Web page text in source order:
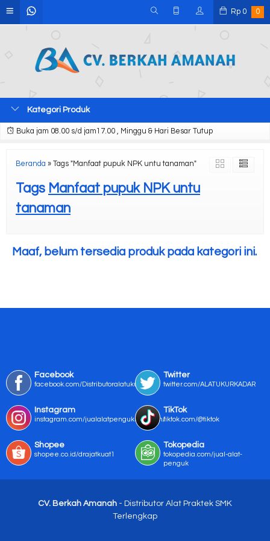
Rp 0 0
Kategori Produk
Buka jam 08.00 s/d jam17.00 , Minggu & Hari Besar Tutup
Beranda » Tags "Manfaat pupuk NPK untu tanaman"
Tags Manfaat pupuk NPK untu
tanaman
Maaf, belum tersedia produk pada kategori ini.
Facebook
facebook.com/Distributoralatukur
Twitter
twitter.com/ALATUKURKADAR
Instagram
instagram.com/jualalatpengukurmurah/
TikTok
tiktok.com/@tiktok
Shopee
shopee.co.id/drajatkuat1
Tokopedia
tokopedia.com/jual-alat-
penguk
CV. Berkah Amanah - Distributor Alat Praktek SMK
Terlengkap